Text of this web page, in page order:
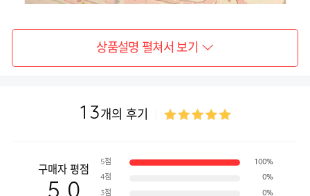
상품설명 펼쳐서 보기
13개의 후기
구매자 평점
5점 100%
4점 0%
3점 0%